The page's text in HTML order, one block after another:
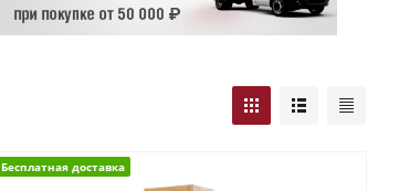
Бесплатная доставка